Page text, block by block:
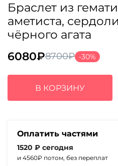
Браслет из
аметиста,
чёрного агата
8700₽
Первоначальная
цена
составляла
8700₽.
6080₽
Текущая
цена:
6080₽.
-30%
В КОРЗИНУ
Оплатить частями
1520 ₽ сегодня
и 4560₽ потом, без переплат